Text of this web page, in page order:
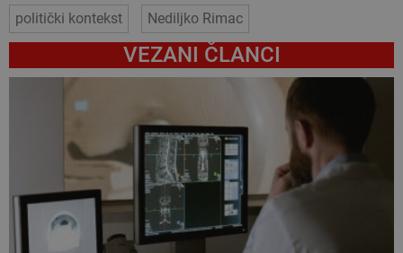
politički kontekst Nediljko Rimac
VEZANI ČLANCI